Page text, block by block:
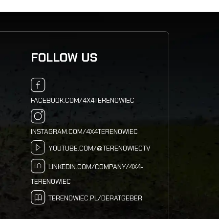
FOLLOW US
FACEBOOK.COM/4X4TERENOWIEC
INSTAGRAM.COM/4X4TERENOWIEC
YOUTUBE.COM/@TERENOWIECTV
LINKEDIN.COM/COMPANY/4X4-
TERENOWIEC
TERENOWIEC.PL/DERATGEBER